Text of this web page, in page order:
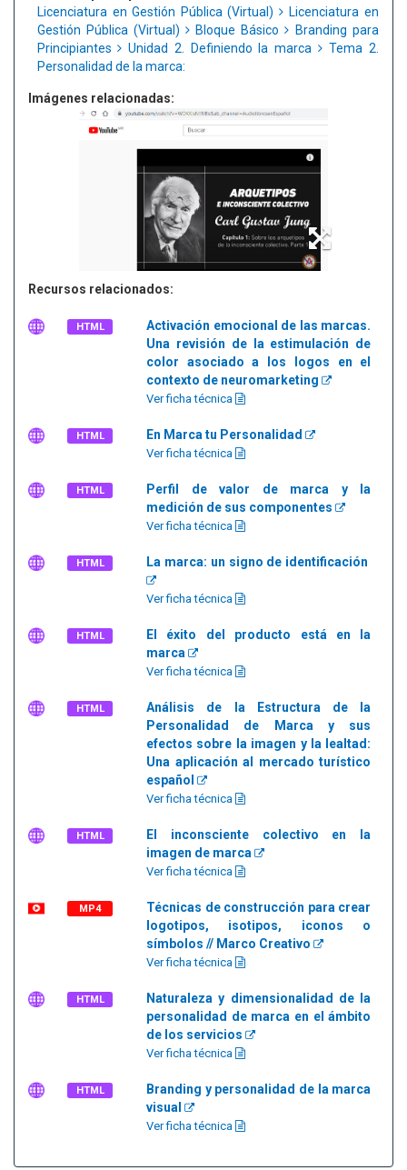
Licenciatura en Gestión Pública (Virtual)
Licenciatura en
Gestión Pública (Virtual)
Bloque Básico
Branding para
Principiantes
Unidad 2. Definiendo la marca
Tema 2.
Personalidad de la marca:
Imágenes relacionadas:
Recursos relacionados:
HTML
Activación emocional de las marcas.
Una revisión de la estimulación de
color asociado a los logos en el
contexto de neuromarketing
Ver ficha técnica
HTML En Marca tu Personalidad
Ver ficha técnica
HTML
Perfil de valor de marca y la
medición de sus componentes
Ver ficha técnica
HTML La marca: un signo de identificación
Ver ficha técnica
HTML
El éxito del producto está en la
marca
Ver ficha técnica
HTML
Análisis de la Estructura de la
Personalidad de Marca y sus
efectos sobre la imagen y la lealtad:
Una aplicación al mercado turístico
español
Ver ficha técnica
HTML
El inconsciente colectivo en la
imagen de marca
Ver ficha técnica
MP4
Técnicas de construcción para crear
logotipos, isotipos, iconos o
símbolos // Marco Creativo
Ver ficha técnica
HTML
Naturaleza y dimensionalidad de la
personalidad de marca en el ámbito
de los servicios
Ver ficha técnica
HTML
Branding y personalidad de la marca
visual
Ver ficha técnica